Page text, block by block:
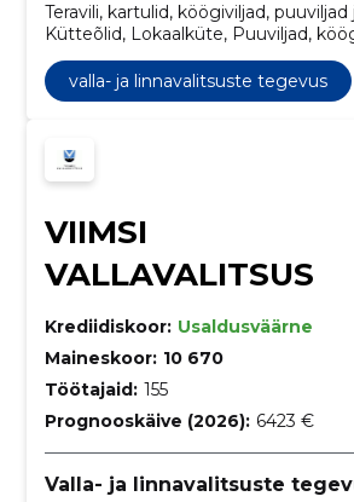
Teravili, kartulid, köögiviljad, puuviljad
Kütteõlid, Lokaalküte, Puuviljad,
nendega seonduvad tooted,
Mitmesugused toiduained,
valikpagaritooted ja koogid, Kohv,
valla- ja linnavalitsuste tegevus
VIIMSI
VALLAVALITSUS
Krediidiskoor: Usaldusväärne
Maineskoor: 10 670
Töötajaid: 155
Prognooskäive (2026): 6423 €
Valla- ja linnavalitsuste